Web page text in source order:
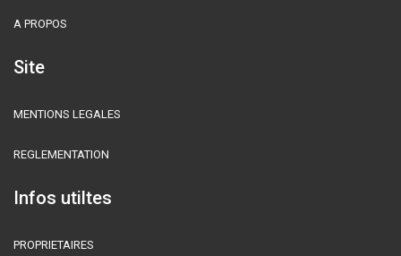
A PROPOS
Site
MENTIONS LEGALES
REGLEMENTATION
Infos utiltes
PROPRIETAIRES